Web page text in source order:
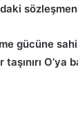
gücüne
O’ya